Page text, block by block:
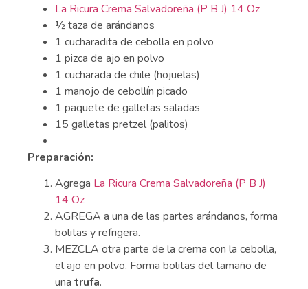
La Ricura Crema Salvadoreña (P B J) 14 Oz
½ taza de arándanos
1 cucharadita de cebolla en polvo
1 pizca de ajo en polvo
1 cucharada de chile (hojuelas)
1 manojo de cebollín picado
1 paquete de galletas saladas
15 galletas pretzel (palitos)
Preparación:
Agrega La Ricura Crema Salvadoreña (P B J)
14 Oz
AGREGA a una de las partes arándanos, forma
bolitas y refrigera.
MEZCLA otra parte de la crema con la cebolla,
el ajo en polvo. Forma bolitas del tamaño de
una trufa.